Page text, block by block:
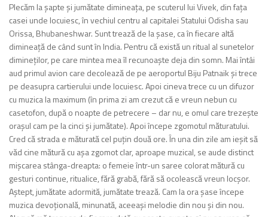
Plecăm la șapte și jumătate dimineața, pe scuterul lui Vivek, din fața
casei unde locuiesc, în vechiul centru al capitalei Statului Odisha sau
Orissa, Bhubaneshwar. Sunt trează de la șase, ca în fiecare altă
dimineață de când sunt în India. Pentru că există un ritual al sunetelor
dimineților, pe care mintea mea îl recunoaște deja din somn. Mai întâi
aud primul avion care decolează de pe aeroportul Biju Patnaik și trece
pe deasupra cartierului unde locuiesc. Apoi cineva trece cu un difuzor
cu muzica la maximum (în prima zi am crezut că e vreun nebun cu
casetofon, după o noapte de petrecere – dar nu, e omul care trezește
orașul cam pe la cinci și jumătate). Apoi începe zgomotul măturatului.
Cred că strada e măturată cel puțin două ore. În una din zile am ieșit să
văd cine mătură cu așa zgomot clar, aproape muzical, se aude distinct
mișcarea stânga-dreapta: o femeie într-un saree colorat mătură cu
gesturi continue, ritualice, fără grabă, fără să ocolească vreun locșor.
Aștept, jumătate adormită, jumătate trează. Cam la ora șase începe
muzica devoțională, minunată, aceeași melodie din nou și din nou.